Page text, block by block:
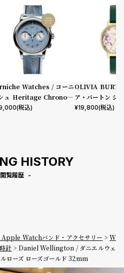
Watches / コーニ
ュ Heritage Chronogr
Visage ステンレス
(税込)
OLIVIA
ア・バートン シ
mm イラストレ
¥19,800(税込)
HISTORY
閲覧履歴
Apple Watchバンド・アクセサリー
W
計
Daniel Wellington / ダニエルウェ
ローズ ローズゴールド 32mm